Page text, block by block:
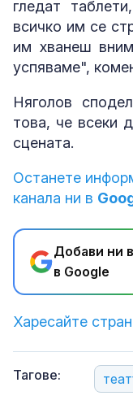
гледат
всичко им се
им хванеш
успяваме",
Няголов
това, че всеки
сцената.
Останете
канала ни в
Добави ни
в Google
Харесайте
Тагове: